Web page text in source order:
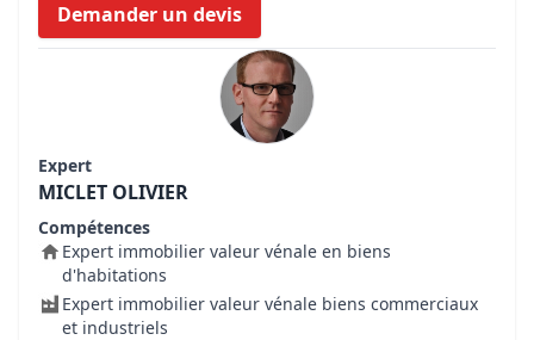
Demander un devis
Expert
MICLET OLIVIER
Compétences
Expert immobilier valeur vénale en biens
d'habitations
Expert immobilier valeur vénale biens commerciaux
et industriels